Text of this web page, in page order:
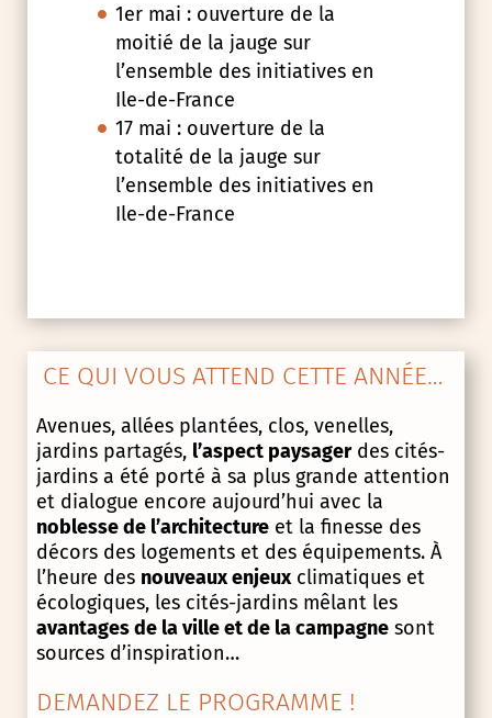
1er mai : ouverture de la
moitié de la jauge sur
l’ensemble des initiatives en
Ile-de-France
17 mai : ouverture de la
totalité de la jauge sur
l’ensemble des initiatives en
Ile-de-France
CE QUI VOUS ATTEND CETTE ANNÉE…
Avenues, allées plantées, clos, venelles,
jardins partagés, l’aspect paysagerdes cités-
jardins a été porté à sa plus grande attention
et dialogue encore aujourd’hui avec la
noblesse de l’architectureet la finesse des
décors des logements et des équipements. À
l’heure des nouveaux enjeuxclimatiques et
écologiques, les cités-jardins mêlant les
avantages de la ville et de la campagnesont
sources d’inspiration…
DEMANDEZ LE PROGRAMME !